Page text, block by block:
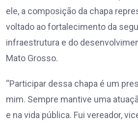
ele, a composição da chapa
voltado ao fortalecimento da
infraestrutura e do
Mato Grosso.
“Participar dessa chapa é um
mim. Sempre mantive uma
e na vida pública. Fui vereador,